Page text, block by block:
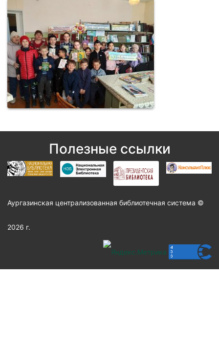
Полезные ссылки
Аургазинская централизованная библиотечная система ©
2026 г.